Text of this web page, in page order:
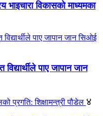
भाइचारा विकासको माध्यमका
पाए जापान जान
४